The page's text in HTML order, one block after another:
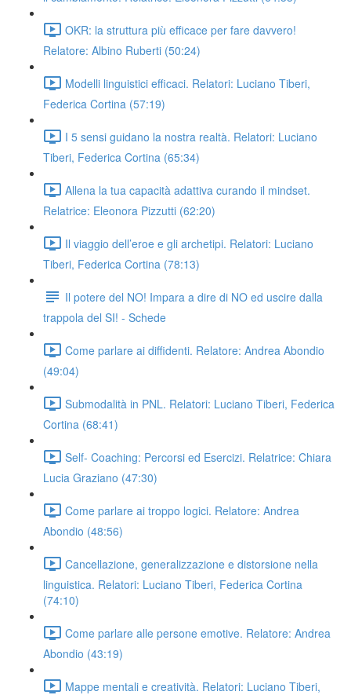
OKR: la struttura più efficace per fare davvero!
Relatore: Albino Ruberti (50:24)
Modelli linguistici efficaci. Relatori: Luciano Tiberi,
Federica Cortina (57:19)
I 5 sensi guidano la nostra realtà. Relatori: Luciano
Tiberi, Federica Cortina (65:34)
Allena la tua capacità adattiva curando il mindset.
Relatrice: Eleonora Pizzutti (62:20)
Il viaggio dell’eroe e gli archetipi. Relatori: Luciano
Tiberi, Federica Cortina (78:13)
Il potere del NO! Impara a dire di NO ed uscire dalla
trappola del SI! - Schede
Come parlare ai diffidenti. Relatore: Andrea Abondio
(49:04)
Submodalità in PNL. Relatori: Luciano Tiberi, Federica
Cortina (68:41)
Self- Coaching: Percorsi ed Esercizi. Relatrice: Chiara
Lucia Graziano (47:30)
Come parlare ai troppo logici. Relatore: Andrea
Abondio (48:56)
Cancellazione, generalizzazione e distorsione nella
linguistica. Relatori: Luciano Tiberi, Federica Cortina
(74:10)
Come parlare alle persone emotive. Relatore: Andrea
Abondio (43:19)
Mappe mentali e creatività. Relatori: Luciano Tiberi,